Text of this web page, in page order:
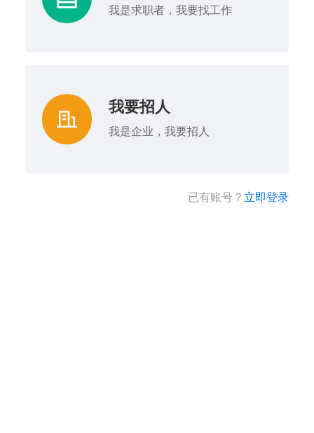
我是求职者，我要找工作
我要招人
我是企业，我要招人
已有账号？ 立即登录